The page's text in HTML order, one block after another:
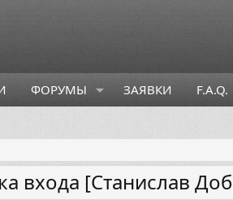
ФОРУМЫ ЗАЯВКИ F.A.Q.
входа [Станислав